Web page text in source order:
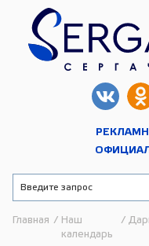
Главная / Наш
календарь
/